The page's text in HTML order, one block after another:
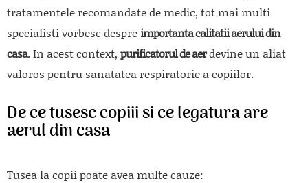
tratamentele recomandate de medic, tot mai multi
specialisti vorbesc despreimportanta calitatii aerului din
casa. In acest context, purificatorul de aerdevine un aliat
valoros pentru sanatatea respiratorie a copiilor.
De ce tusesc copiii si ce legatura are
aerul din casa
Tusea la copii poate avea multe cauze: